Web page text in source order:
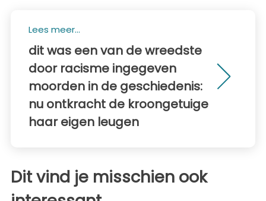
Lees meer...
dit was een van de wreedste
door racisme ingegeven
moorden in de geschiedenis:
nu ontkracht de kroongetuige
haar eigen leugen
Dit vind je misschien ook